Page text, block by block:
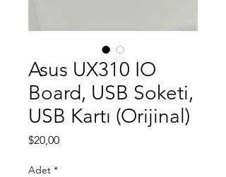
Asus UX310 IO
Board, USB Soketi,
USB Kartı (Orijinal)
$20,00Fiyat
Adet *